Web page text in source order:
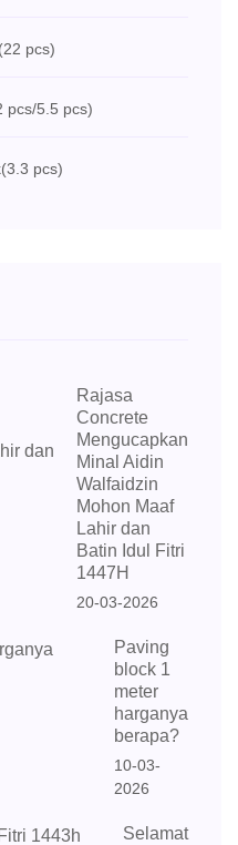
(22 pcs)
pcs/5.5 pcs)
(3.3 pcs)
Rajasa
Concrete
Mengucapkan
Minal Aidin
Walfaidzin
Mohon Maaf
Lahir dan
Batin Idul Fitri
1447H
20-03-2026
Paving
block 1
meter
harganya
berapa?
10-03-
2026
Selamat